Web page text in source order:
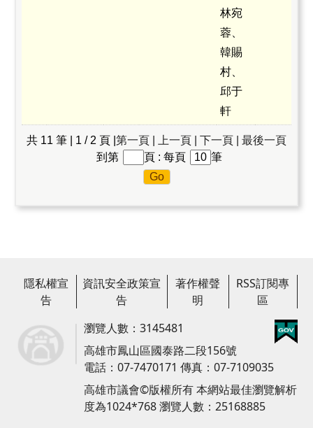
林宛
蓉、
韓賜
村、
邱于
軒
共 11 筆 | 1 / 2 頁 | 第一頁 | 上一頁 | 下一頁 |
最後一頁
到第
頁 : 每頁 筆
隱私權宣
告
資訊安全政策宣
告
著作權聲
明
RSS訂閱專
區
瀏覽人數：3145481
高雄市鳳山區國泰路二段156號
電話：07-7470171 傳真：07-7109035
高雄市議會©版權所有 本網站最佳瀏覽解析
度為1024*768 瀏覽人數：25168885